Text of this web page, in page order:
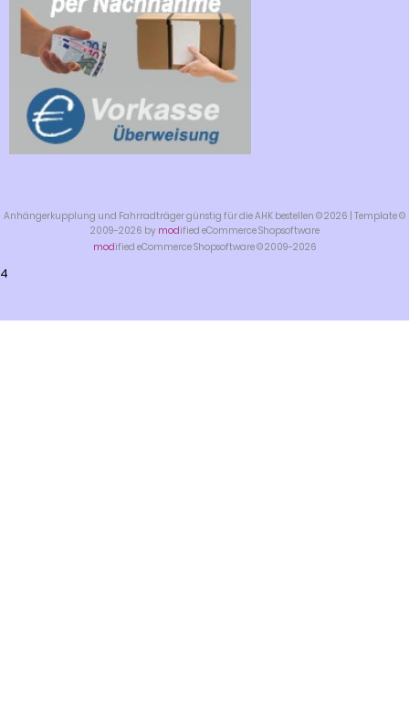
Anhängerkupplung und Fahrradträger günstig für die AHK bestellen © 2026 | Template ©
2009-2026 by modified eCommerce Shopsoftware
modified eCommerce Shopsoftware © 2009-2026
4